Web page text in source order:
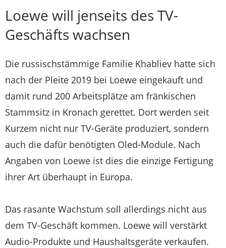
Loewe will jenseits des TV-
Geschäfts wachsen
Die russischstämmige Familie Khabliev hatte sich
nach der Pleite 2019 bei Loewe eingekauft und
damit rund 200 Arbeitsplätze am fränkischen
Stammsitz in Kronach gerettet. Dort werden seit
Kurzem nicht nur TV-Geräte produziert, sondern
auch die dafür benötigten Oled-Module. Nach
Angaben von Loewe ist dies die einzige Fertigung
ihrer Art überhaupt in Europa.
Das rasante Wachstum soll allerdings nicht aus
dem TV-Geschäft kommen. Loewe will verstärkt
Audio-Produkte und Haushaltsgeräte verkaufen.